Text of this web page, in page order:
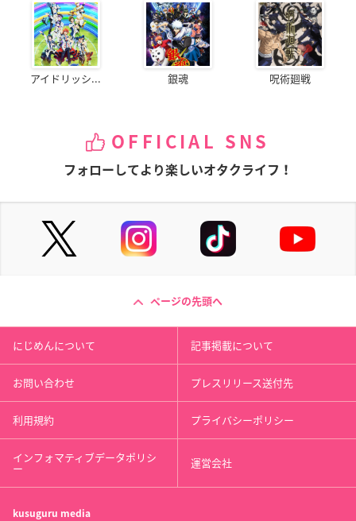
アイドリッシ... 銀魂 呪術廻戦
OFFICIAL SNS
フォローしてより楽しいオタクライフ！
ページの先頭へ
にじめんについて 記事掲載について
お問い合わせ プレスリリース送付先
利用規約 プライバシーポリシー
インフォマティブデータポリシ
ー 運営会社
kusuguru media